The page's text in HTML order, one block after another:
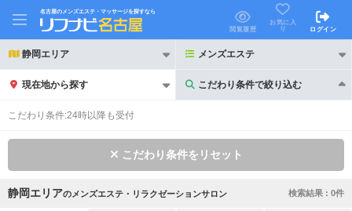
名古屋のメンズエステ・マッサージを探すなら
閲覧履歴
お気に入
り
ログイン
静岡エリア メンズエステ
現在地から探す こだわり条件で絞り込む
こだわり条件で絞り込む
こだわり条件:24時以降も受付
こだわり条件をリセット
静岡エリアの メンズエステ・リラクゼーションサロン 検索結果 : 0件